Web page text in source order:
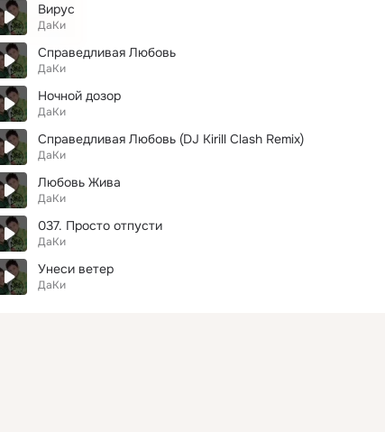
Вирус
ДаКи
Справедливая Любовь
ДаКи
Ночной дозор
ДаКи
Справедливая Любовь (DJ Kirill Clash Remix)
ДаКи
Любовь Жива
ДаКи
037. Просто отпусти
ДаКи
Унеси ветер
ДаКи